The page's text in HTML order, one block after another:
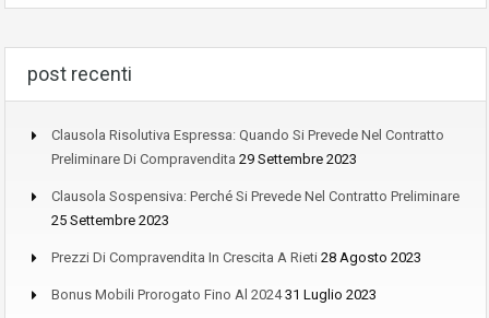
post recenti
Clausola Risolutiva Espressa: Quando Si Prevede Nel Contratto
Preliminare Di Compravendita 29 Settembre 2023
Clausola Sospensiva: Perché Si Prevede Nel Contratto Preliminare
25 Settembre 2023
Prezzi Di Compravendita In Crescita A Rieti 28 Agosto 2023
Bonus Mobili Prorogato Fino Al 2024 31 Luglio 2023